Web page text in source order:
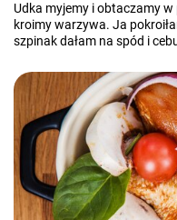
Udka myjemy i obtaczamy
kroimy warzywa. Ja
szpinak dałam na spód i